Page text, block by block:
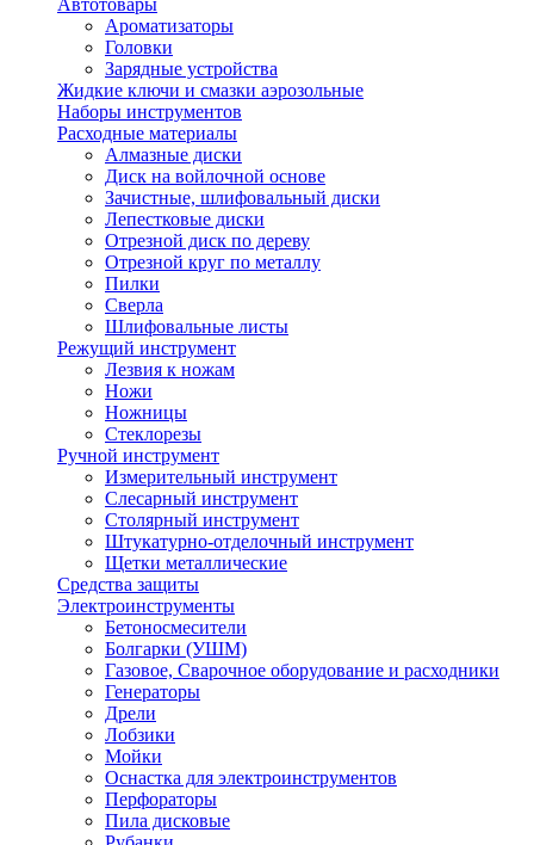
Автотовары
Ароматизаторы
Головки
Зарядные устройства
Жидкие ключи и смазки аэрозольные
Наборы инструментов
Расходные материалы
Алмазные диски
Диск на войлочной основе
Зачистные, шлифовальный диски
Лепестковые диски
Отрезной диск по дереву
Отрезной круг по металлу
Пилки
Сверла
Шлифовальные листы
Режущий инструмент
Лезвия к ножам
Ножи
Ножницы
Стеклорезы
Ручной инструмент
Измерительный инструмент
Слесарный инструмент
Столярный инструмент
Штукатурно-отделочный инструмент
Щетки металлические
Средства защиты
Электроинструменты
Бетоносмесители
Болгарки (УШМ)
Газовое, Сварочное оборудование и расходники
Генераторы
Дрели
Лобзики
Мойки
Оснастка для электроинструментов
Перфораторы
Пила дисковые